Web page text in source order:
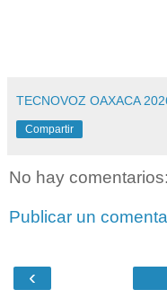
TECNOVOZ OAXACA
Compartir
No hay comentarios:
Publicar un
‹